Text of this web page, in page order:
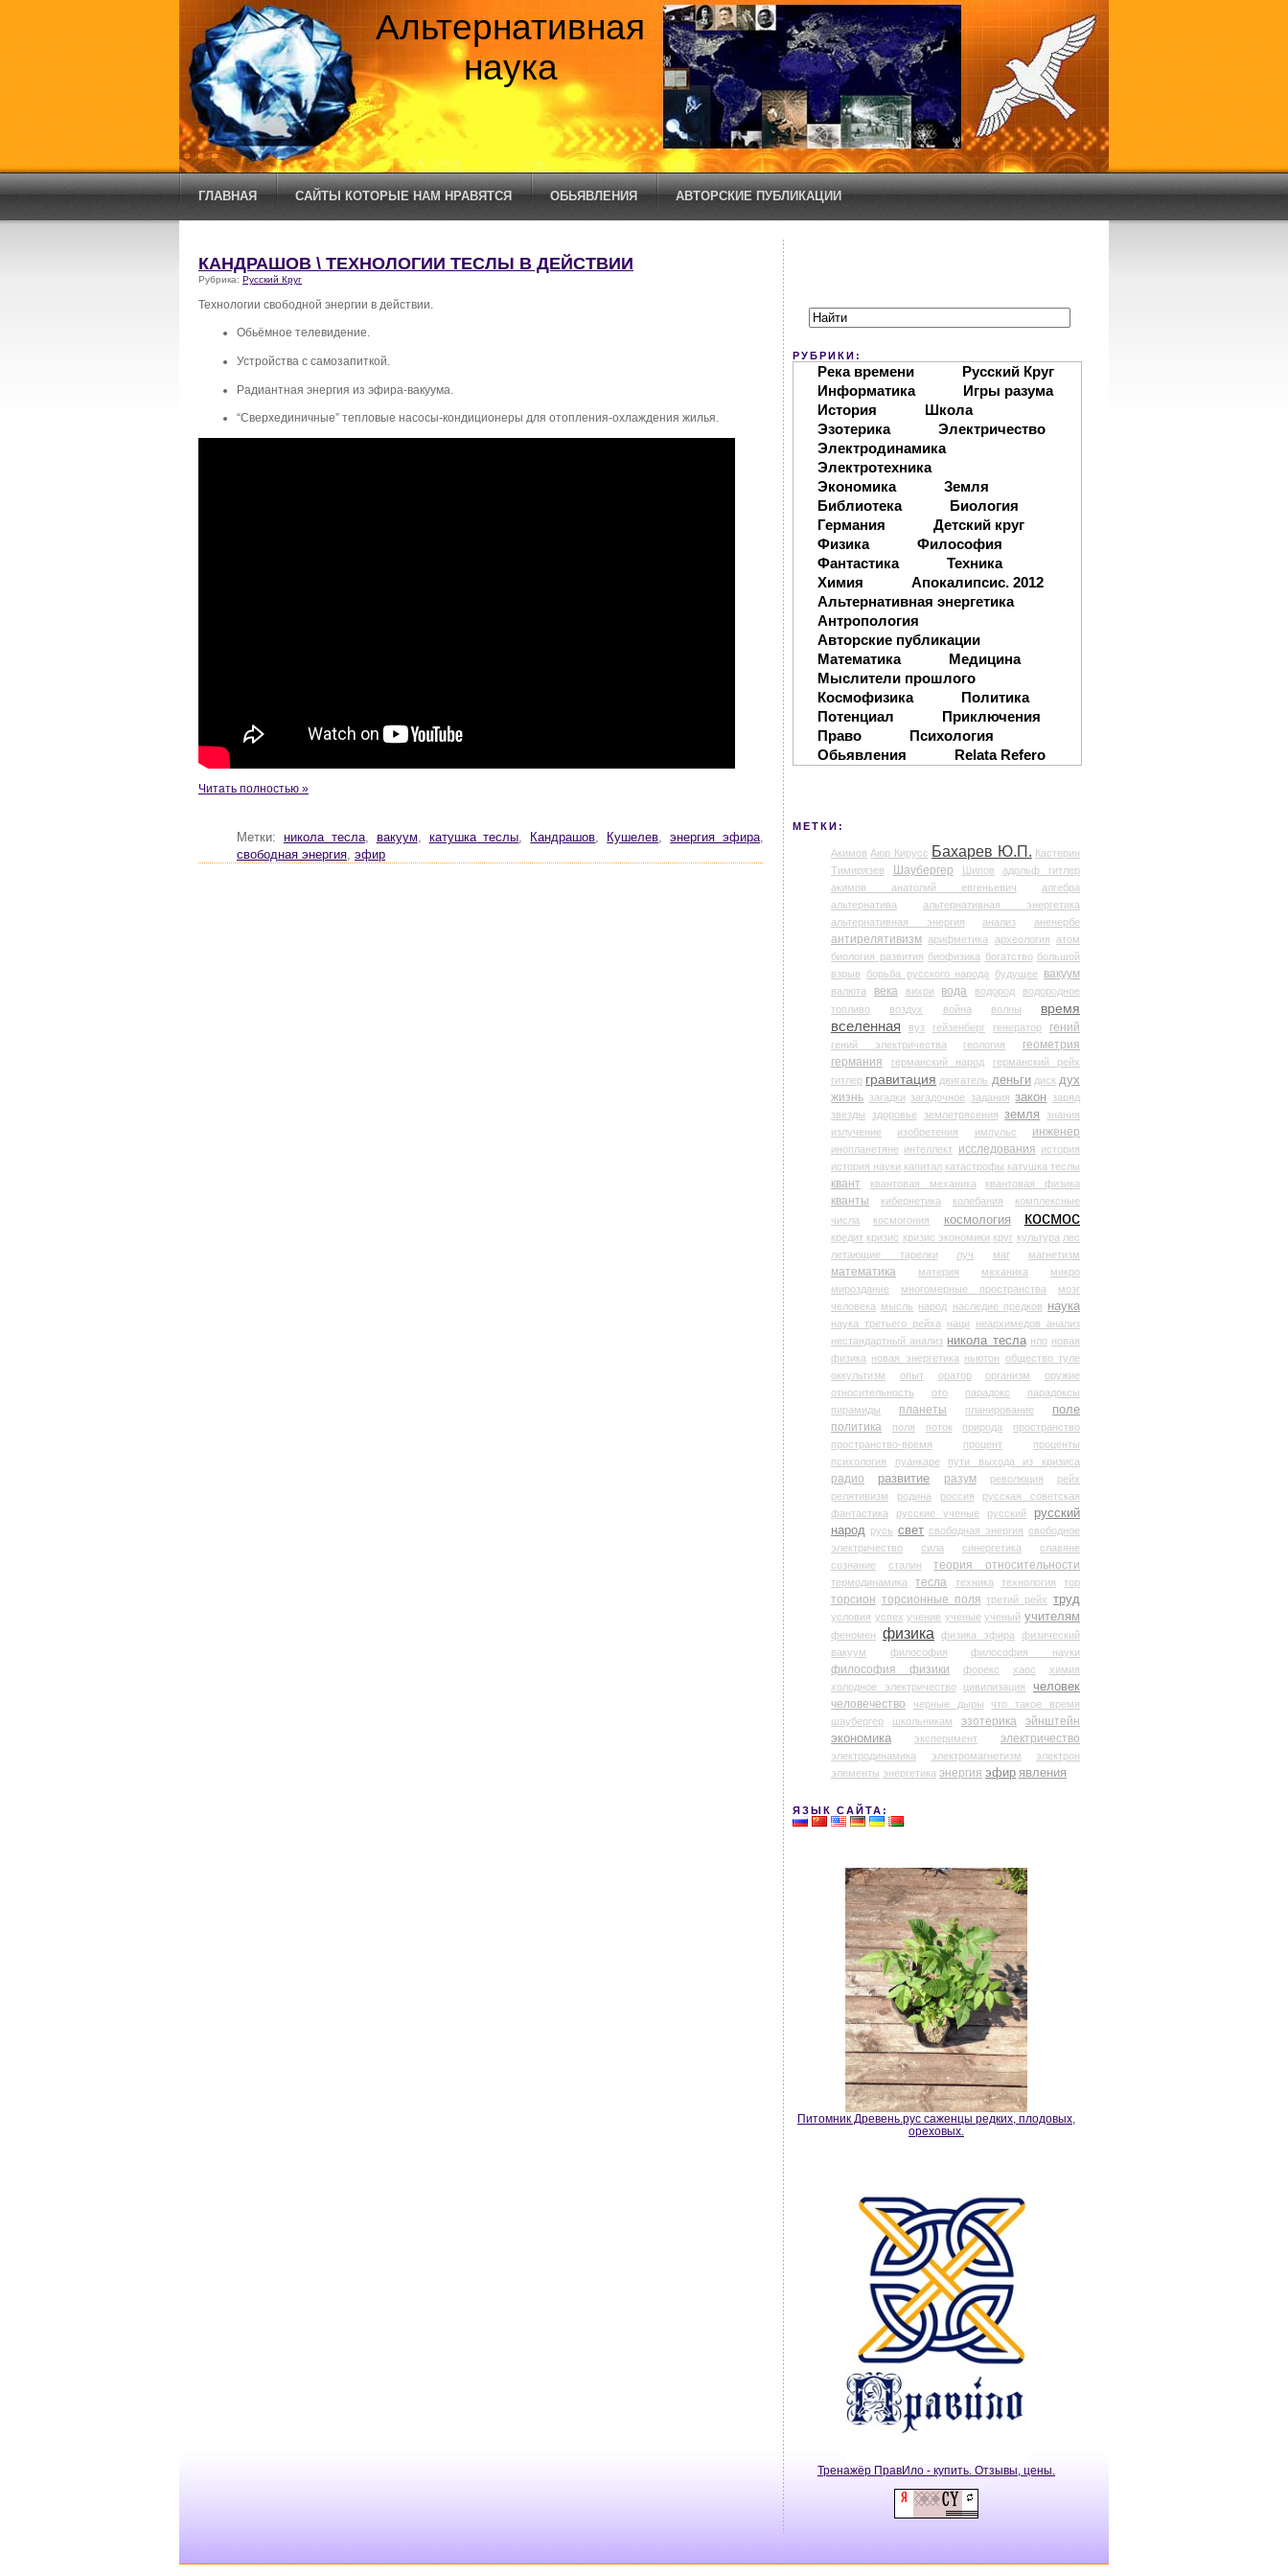
Альтернативная
наука
ГЛАВНАЯ САЙТЫ КОТОРЫЕ НАМ НРАВЯТСЯ ОБЬЯВЛЕНИЯ АВТОРСКИЕ ПУБЛИКАЦИИ
КАНДРАШОВ \ ТЕХНОЛОГИИ ТЕСЛЫ В ДЕЙСТВИИ
Рубрика: Русский Круг
Технологии свободной энергии в действии.
Обьёмное телевидение.
Устройства с самозапиткой.
Радиантная энергия из эфира-вакуума.
“Сверхединичные” тепловые насосы-кондиционеры для отопления-охлаждения жилья.
Читать полностью »
Метки: никола тесла, вакуум катушка теслы Кандрашов Кушелев ,энергия эфира
свободная энергия эфир
РУБРИКИ:
Река времени
Русский Круг
Информатика
Игры разума
История
Школа
Эзотерика
Электричество
Электродинамика
Электротехника
Экономика
Земля
Библиотека
Биология
Германия
Детский круг
Физика
Философия
Фантастика
Техника
Химия
Апокалипсис. 2012
Альтернативная энергетика
Антропология
Авторские публикации
Математика
Медицина
Мыслители прошлого
Космофизика
Политика
Потенциал
Приключения
Право
Психология
Обьявления
Relata Refero
МЕТКИ:
Акимов Аюр Кирусс Бахарев Ю.П. Кастерин
Тимирязев
Шаубергер Шипов
адольф гитлер
акимов анатолий евгеньевич
алгебра
альтернатива
альтернативная энергетика
альтернативная энергия
анализ аненербе
антирелятивизм арифметика археология атом
биология развития биофизика богатство большой
взрыв
борьба русского народа будущее вакуум
валюта века вихри вода водород
водородное
топливо
воздух война волны
время
вселенная
вуз гейзенберг генератор гений
гений электричества геология
геометрия
германия
германский народ
германский рейх
гитлер гравитация двигатель деньги диск дух
жизнь загадки загадочное задания закон заряд
звезды
здоровье землетрясения земля
знания
излучение
изобретения импульс инженер
инопланетяне интеллект исследования история
история науки капитал катастрофы катушка теслы
квант квантовая механика квантовая физика
кванты кибернетика колебания
комплексные
числа
космогония космология космос
кредит кризис кризис экономики круг культура лес
летающие тарелки
луч маг магнетизм
математика материя механика
микро
мироздание
многомерные пространства
мозг
человека мысль народ наследие предков наука
наука третьего рейха наци
неархимедов анализ
нестандартный анализ никола тесла нло новая
физика новая энергетика ньютон общество туле
оккультизм
опыт оратор организм
оружие
относительность
ото парадокс
парадоксы
пирамиды
планеты планирование
поле
политика
поля поток природа
пространство
пространство-время
процент
проценты
психология
пуанкаре пути выхода из кризиса
радио развитие разум революция
рейх
релятивизм
родина россия
русская советская
фантастика
русские ученые русский
русский
народ русь свет свободная энергия свободное
электричество
сила синергетика
славяне
сознание
сталин теория относительности
термодинамика тесла техника технология тор
торсион торсионные поля третий рейх труд
условия успех учение ученые ученый учителям
феномен физика физика эфира
физический
вакуум
философия философия науки
философия физики форекс хаос
химия
холодное электричество
цивилизация человек
человечество черные дыры
что такое время
шаубергер
школьникам эзотерика
эйнштейн
экономика
эксперимент электричество
электродинамика электромагнетизм
электрон
элементы энергетика энергия эфир явления
ЯЗЫК САЙТА:
Питомник Древень.рус саженцы редких, плодовых,
ореховых.
Тренажёр ПравИло - купить. Отзывы, цены.